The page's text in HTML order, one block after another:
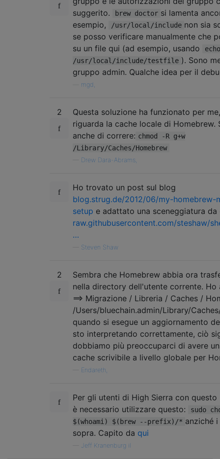
suggerito.
brew doctor si lamenta
esempio,
/usr/local/include non sia
se posso verificare manualmente che
su un file qui (ad esempio, usando
/usr/local/include/testfile ). Sono
gruppo admin. Qualche idea per il
mgd,
2
Questa soluzione ha funzionato per
riguarda la cache locale di Homebrew.
anche di correre: chmod -R g+w
/Library/Caches/Homebrew
Drew Dara-Abrams,
Ho trovato un post sul blog
blog.strug.de/2012/06/my-homebrew-
setup e adattato una sceneggiatura da
raw.githubusercontent.com/steshaw/
…
Steven Shaw
2
Sembra che Homebrew abbia ora
nella directory dell'utente corrente. Ho
==> Migrazione / Libreria / Caches /
/Users/bluechain.admin/Library/
quando si esegue un aggiornamento
sto interpretando correttamente, ciò
dobbiamo più preoccuparci di avere
cache scrivibile a livello globale per
Endareth,
Per gli utenti di High Sierra con
è necessario utilizzare questo:
sudo
$(whoami) $(brew --prefix)/* anziché
sopra. Capito da qui
Jeff Kranenburg il